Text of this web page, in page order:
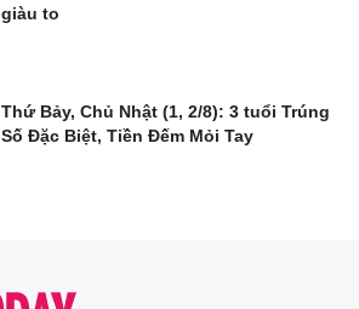
giàu to
Thứ Bảy, Chủ Nhật (1, 2/8): 3 tuổi Trúng
Số Đặc Biệt, Tiền Đếm Mỏi Tay